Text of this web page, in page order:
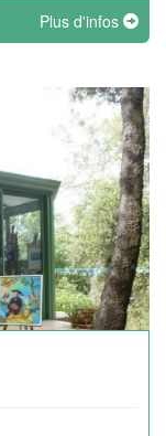
Plus d'infos